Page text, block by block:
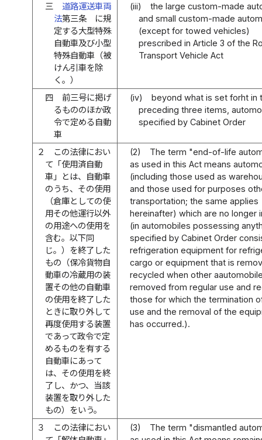
三
道路運送車両
法第三条 に規
定する大型特殊
自動車及び小型
特殊自動車（被
けん引車を除
く。）
(iii)
the large custom-made
and small custom-made
(except for towed vehicles)
prescribed in Article 3 of the
Transport Vehicle Act
四
前三号に掲げ
るもののほか政
令で定める自動
車
(iv)
beyond what is set forht in
preceding three items,
specified by Cabinet Order
２
この法律におい
て「使用済自動
車」とは、自動車
のうち、その使用
（倉庫としての使
用その他運行以外
の用途への使用を
含む。以下同
じ。）を終了した
もの（保冷貨物自
動車の冷蔵用の装
置その他の自動車
の使用を終了した
ときに取り外して
再度使用する装置
であって政令で定
めるものを有する
自動車にあって
は、その使用を終
了し、かつ、当該
装置を取り外した
もの）をいう。
(2)
The term "end-of-life
as used in this Act means
(including those used as
and those used for purposes
transportation; the same applies
hereinafter) which are no longer
(in automobiles possessing
specified by Cabinet Order
refrigeration equipment for
cargo or equipment that is
recycled when other
removed from regular use and
those for which the termination
use and the removal of the
has occurred.).
３
この法律におい
(3)
The term "dismantled